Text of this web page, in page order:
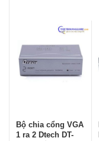
Bộ chia cổng VGA
1 ra 2 Dtech DT-